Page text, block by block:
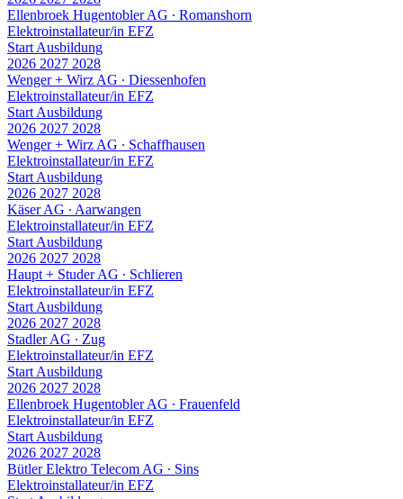
Ellenbroek Hugentobler AG ∙ Romanshorn
Elektroinstallateur/in EFZ
Start Ausbildung
2026 2027 2028
Wenger + Wirz AG ∙ Diessenhofen
Elektroinstallateur/in EFZ
Start Ausbildung
2026 2027 2028
Wenger + Wirz AG ∙ Schaffhausen
Elektroinstallateur/in EFZ
Start Ausbildung
2026 2027 2028
Käser AG ∙ Aarwangen
Elektroinstallateur/in EFZ
Start Ausbildung
2026 2027 2028
Haupt + Studer AG ∙ Schlieren
Elektroinstallateur/in EFZ
Start Ausbildung
2026 2027 2028
Stadler AG ∙ Zug
Elektroinstallateur/in EFZ
Start Ausbildung
2026 2027 2028
Ellenbroek Hugentobler AG ∙ Frauenfeld
Elektroinstallateur/in EFZ
Start Ausbildung
2026 2027 2028
Bütler Elektro Telecom AG ∙ Sins
Elektroinstallateur/in EFZ